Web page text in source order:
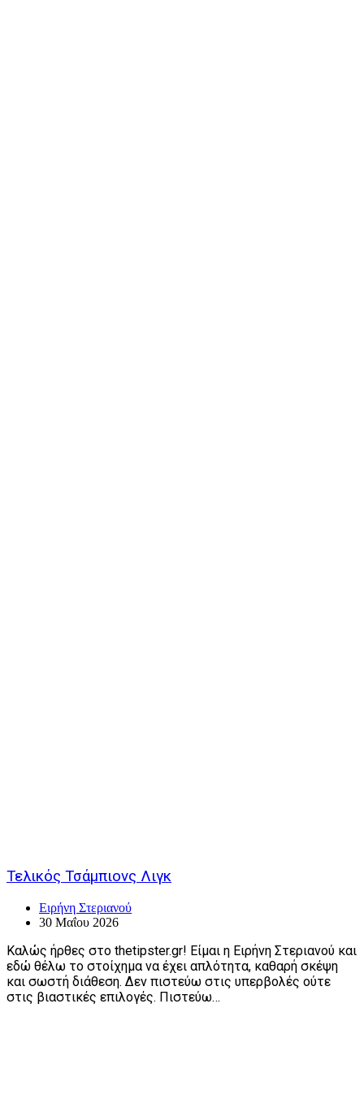
Τελικός Τσάμπιονς Λιγκ
Ειρήνη Στεριανού
30 Μαΐου 2026
Καλώς ήρθες στο thetipster.gr! Είμαι η Ειρήνη Στεριανού και
εδώ θέλω το στοίχημα να έχει απλότητα, καθαρή σκέψη
και σωστή διάθεση. Δεν πιστεύω στις υπερβολές ούτε
στις βιαστικές επιλογές. Πιστεύω…